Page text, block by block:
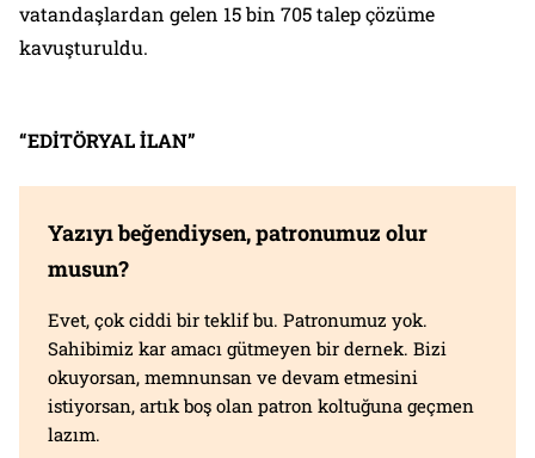
vatandaşlardan gelen 15 bin 705 talep çözüme
kavuşturuldu.
“EDİTÖRYAL İLAN”
Yazıyı beğendiysen, patronumuz olur
musun?
Evet, çok ciddi bir teklif bu. Patronumuz yok.
Sahibimiz kar amacı gütmeyen bir dernek. Bizi
okuyorsan, memnunsan ve devam etmesini
istiyorsan, artık boş olan patron koltuğuna geçmen
lazım.